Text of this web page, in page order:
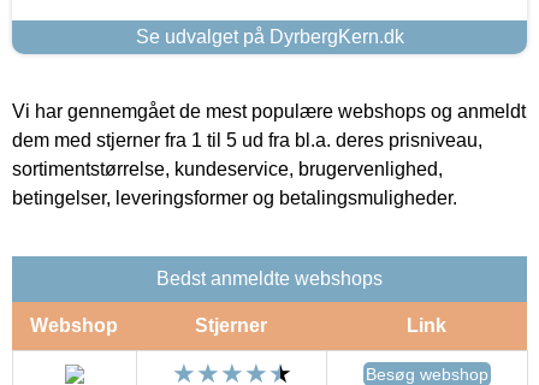
Se udvalget på DyrbergKern.dk
Vi har gennemgået de mest populære webshops og anmeldt
dem med stjerner fra 1 til 5 ud fra bl.a. deres prisniveau,
sortimentstørrelse, kundeservice, brugervenlighed,
betingelser, leveringsformer og betalingsmuligheder.
Bedst anmeldte webshops
Webshop Stjerner Link
Besøg webshop